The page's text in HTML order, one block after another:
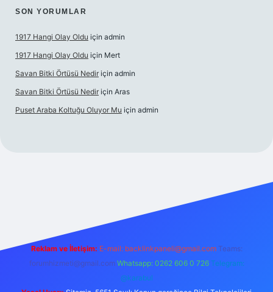
SON YORUMLAR
1917 Hangi Olay Oldu için admin
1917 Hangi Olay Oldu için Mert
Savan Bitki Örtüsü Nedir için admin
Savan Bitki Örtüsü Nedir için Aras
Puset Araba Koltuğu Oluyor Mu için admin
Reklam ve İletişim: E-mail: backlinkpaneli@gmail.com Teams:
forumhizmeti@gmail.com Whatsapp: 0262 606 0 726 Telegram:
@karabul